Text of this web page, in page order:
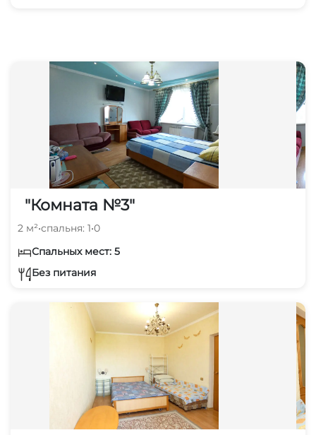
"Комната №3"
2 м²•спальня: 1•0
Спальных мест: 5
Без питания